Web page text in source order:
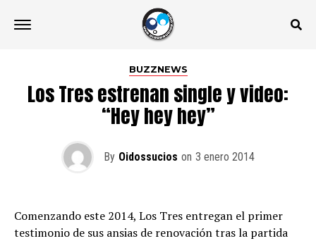
BUZZNEWS
Los Tres estrenan single y video:
“Hey hey hey”
By Oidossucios on 3 enero 2014
Comenzando este 2014, Los Tres entregan el primer
testimonio de sus ansias de renovación tras la partida